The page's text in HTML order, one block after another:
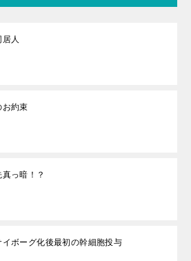
人
お約束
真っ暗！？
イボーグ化後最初の幹細胞投与